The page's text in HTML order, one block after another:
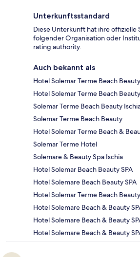
Unterkunftsstandard
Diese Unterkunft hat ihre
folgender Organisation oder
rating authority.
Auch bekannt als
Hotel Solemar Terme Beach
Hotel Solemar Terme Beach Beauty
Solemar Terme Beach Beauty
Solemar Terme Beach Beauty
Hotel Solemar Terme Beach &
Solemar Terme Hotel
Solemare & Beauty Spa Ischia
Hotel Solemar Beach Beauty SPA
Hotel Solemare Beach Beauty SPA
Hotel Solemar Terme Beach Beauty
Hotel Solemare Beach & Beauty
Hotel Solemare Beach & Beauty
Hotel Solemare Beach & Beauty